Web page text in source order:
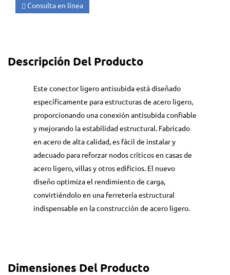
Consulta en línea
Descripción Del Producto
Este conector ligero antisubida está diseñado
específicamente para estructuras de acero ligero,
proporcionando una conexión antisubida confiable
y mejorando la estabilidad estructural. Fabricado
en acero de alta calidad, es fácil de instalar y
adecuado para reforzar nodos críticos en casas de
acero ligero, villas y otros edificios. El nuevo
diseño optimiza el rendimiento de carga,
convirtiéndolo en una ferretería estructural
indispensable en la construcción de acero ligero.
Dimensiones Del Producto